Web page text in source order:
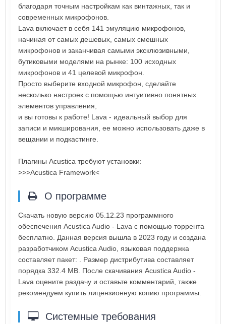
благодаря точным настройкам как винтажных, так и
современных микрофонов.
Lava включает в себя 141 эмуляцию микрофонов,
начиная от самых дешевых, самых смешных
микрофонов и заканчивая самыми эксклюзивными,
бутиковыми моделями на рынке: 100 исходных
микрофонов и 41 целевой микрофон.
Просто выберите входной микрофон, сделайте
несколько настроек с помощью интуитивно понятных
элементов управления,
и вы готовы к работе! Lava - идеальный выбор для
записи и микширования, ее можно использовать даже в
вещании и подкастинге.
Плагины Acustica требуют установки:
>>>Acustica Framework<
О программе
Скачать новую версию 05.12.23 программного
обеспечения Acustica Audio - Lava с помощью торрента
бесплатно. Данная версия вышла в 2023 году и создана
разработчиком Acustica Audio, языковая поддержка
составляет пакет: . Размер дистрибутива составляет
порядка 332.4 MB. После скачивания Acustica Audio -
Lava оцените раздачу и оставьте комментарий, также
рекомендуем купить лицензионную копию программы.
Системные требования